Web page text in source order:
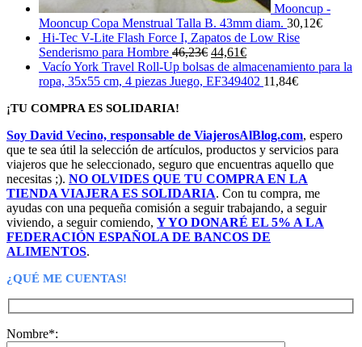
Mooncup -
Mooncup Copa Menstrual Talla B. 43mm diam. 30,12€
Hi-Tec V-Lite Flash Force I, Zapatos de Low Rise
Senderismo para Hombre 46,23€ El
precio
original
44,61€El
precio
actual
Vacío York Travel Roll-Up bolsas de almacenamiento para la
ropa, 35x55 cm, 4 piezas Juego, EF349402 11,84€
¡TU COMPRA ES SOLIDARIA!
Soy David Vecino, responsable de ViajerosAlBlog.com, espero
que te sea útil la selección de artículos, productos y servicios para
viajeros que he seleccionado, seguro que encuentras aquello que
necesitas ;). NO OLVIDES QUE TU COMPRA EN LA
TIENDA VIAJERA ES SOLIDARIA. Con tu compra, me
ayudas con una pequeña comisión a seguir trabajando, a seguir
viviendo, a seguir comiendo, Y YO DONARÉ EL 5% A LA
FEDERACIÓN ESPAÑOLA DE BANCOS DE
ALIMENTOS.
¿QUÉ ME CUENTAS!
Nombre*: